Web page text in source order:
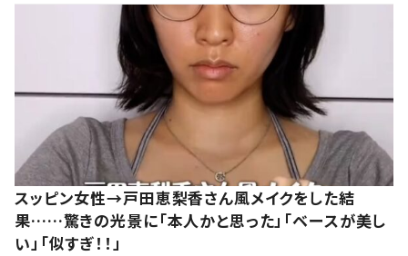
スッピン女性→戸田恵梨香さん風メイクをした結
果……驚きの光景に「本人かと思った」「ベースが美し
い」「似すぎ！！」